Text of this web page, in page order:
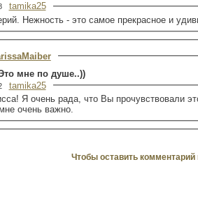
tamika25
Нежность - это самое прекрасное и
мне по душе..))
tamika25
Я очень рада, что Вы прочувствовали
очень важно.
Чтобы оставить